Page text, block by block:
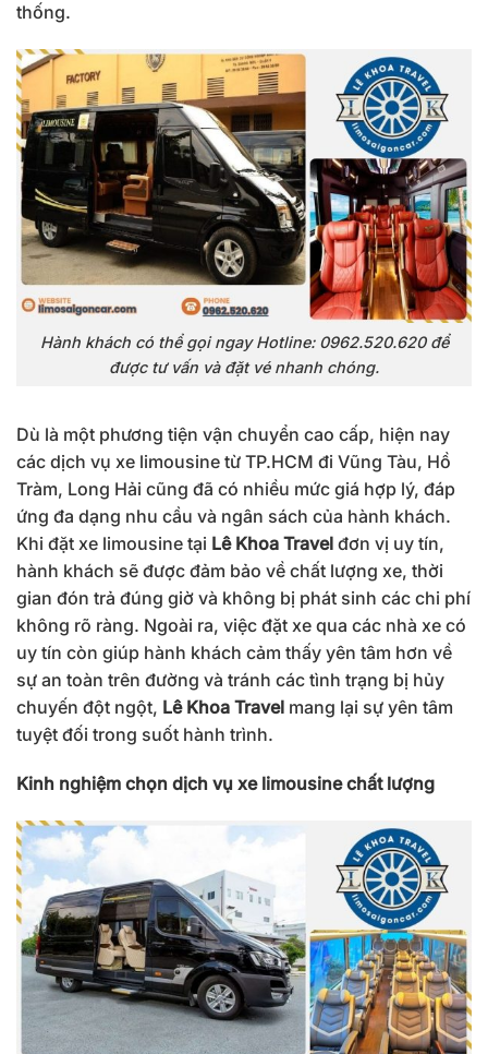
thống.
Hành khách có thể gọi ngay Hotline: 0962.520.620 để
được tư vấn và đặt vé nhanh chóng.
Dù là một phương tiện vận chuyển cao cấp, hiện nay
các dịch vụ xe limousine từ TP.HCM đi Vũng Tàu, Hồ
Tràm, Long Hải cũng đã có nhiều mức giá hợp lý, đáp
ứng đa dạng nhu cầu và ngân sách của hành khách.
Khi đặt xe limousine tại Lê Khoa Travel đơn vị uy tín,
hành khách sẽ được đảm bảo về chất lượng xe, thời
gian đón trả đúng giờ và không bị phát sinh các chi phí
không rõ ràng. Ngoài ra, việc đặt xe qua các nhà xe có
uy tín còn giúp hành khách cảm thấy yên tâm hơn về
sự an toàn trên đường và tránh các tình trạng bị hủy
chuyến đột ngột, Lê Khoa Travel mang lại sự yên tâm
tuyệt đối trong suốt hành trình.
Kinh nghiệm chọn dịch vụ xe limousine chất lượng